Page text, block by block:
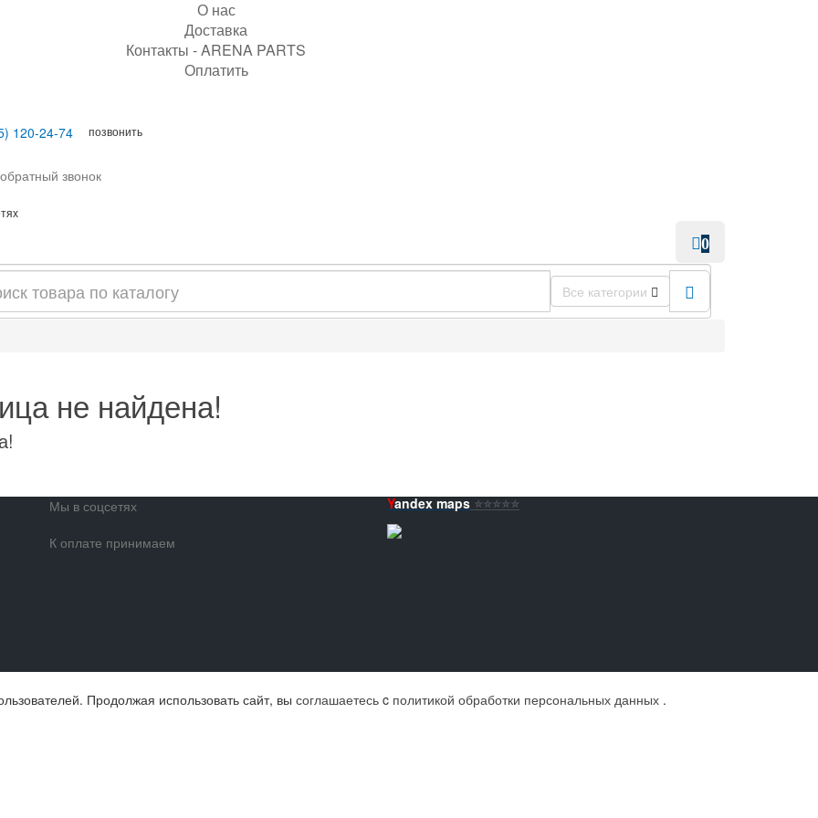
О нас
Доставка
Контакты - ARENA PARTS
Оплатить
120-24-74 позвонить
звонок
0
Все категории
не найдена!
Мы в соцсетях
К оплате принимаем
Yandex maps ⭐️⭐️⭐️⭐️⭐️
Продолжая использовать сайт, вы соглашаетесь c политикой обработки персональных данных .